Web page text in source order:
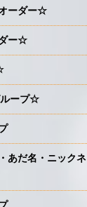
ーダー☆
ー☆
ープ☆
あだ名・ニックネ